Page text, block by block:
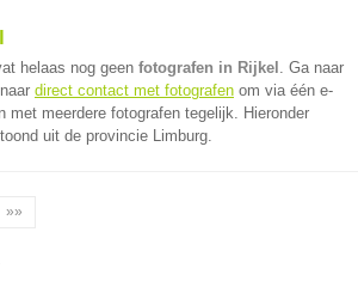
helaas nog geen fotografen in Rijkel . Ga naar
direct contact met fotografen om via één e-
met meerdere fotografen tegelijk. Hieronder
uit de provincie Limburg.
»»